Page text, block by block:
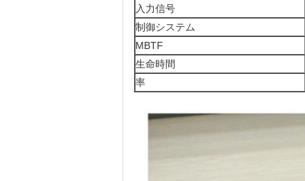
入力信号
制御システム
MBTF
生命時間
率